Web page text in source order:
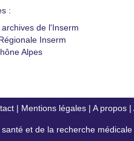
:
de l'Inserm
Inserm
Alpes
| Mentions légales| A propos|
et de la recherche